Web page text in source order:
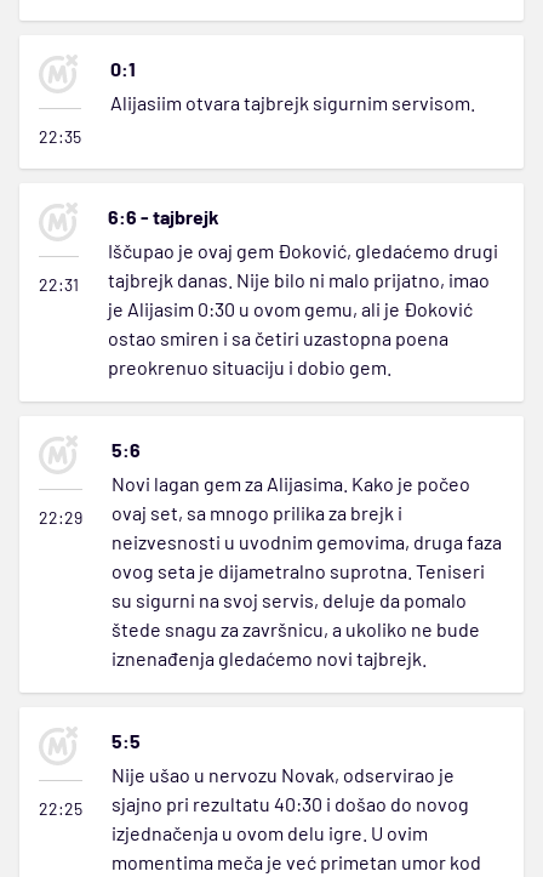
22:35
0:1
Alijasiim otvara tajbrejk sigurnim servisom.
22:31
6:6 - tajbrejk
Iščupao je ovaj gem Đoković, gledaćemo drugi
tajbrejk danas. Nije bilo ni malo prijatno, imao
je Alijasim 0:30 u ovom gemu, ali je Đoković
ostao smiren i sa četiri uzastopna poena
preokrenuo situaciju i dobio gem.
22:29
5:6
Novi lagan gem za Alijasima. Kako je počeo
ovaj set, sa mnogo prilika za brejk i
neizvesnosti u uvodnim gemovima, druga faza
ovog seta je dijametralno suprotna. Teniseri
su sigurni na svoj servis, deluje da pomalo
štede snagu za završnicu, a ukoliko ne bude
iznenađenja gledaćemo novi tajbrejk.
22:25
5:5
Nije ušao u nervozu Novak, odservirao je
sjajno pri rezultatu 40:30 i došao do novog
izjednačenja u ovom delu igre. U ovim
momentima meča je već primetan umor kod